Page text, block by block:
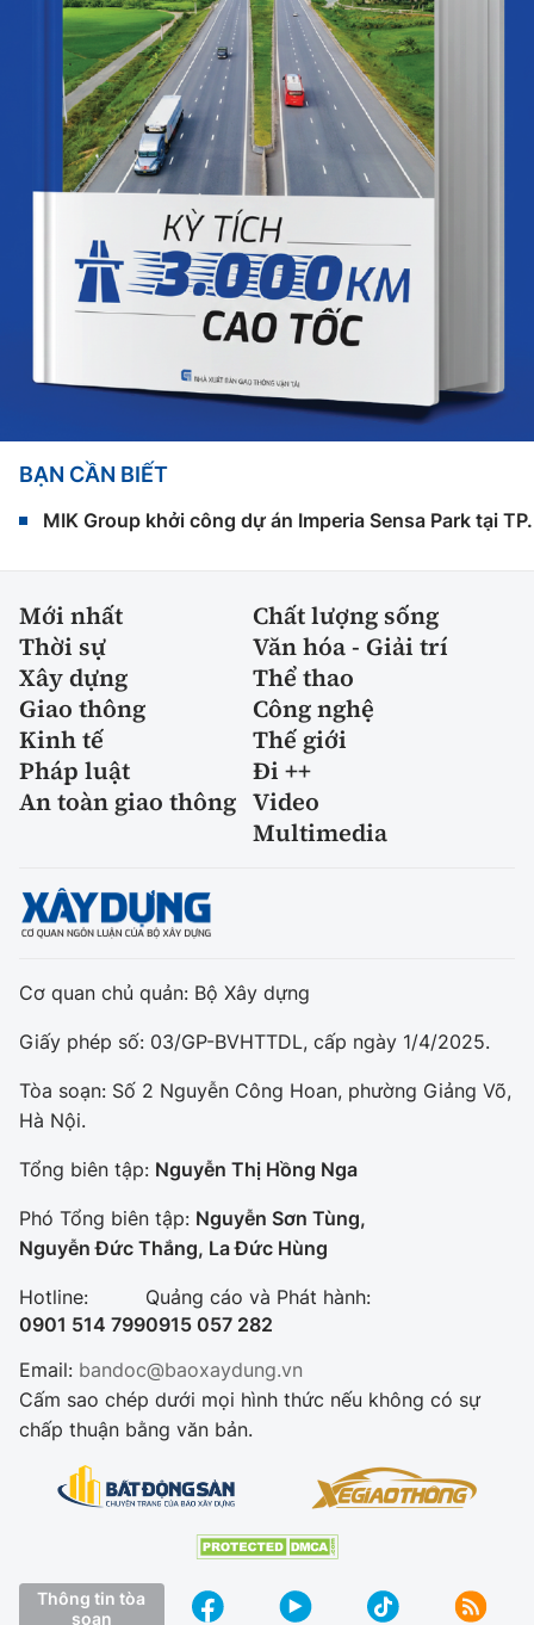
BẠN CẦN BIẾT
MIK Group khởi công dự án Imperia Sensa Park tại
Mới nhất
Chất lượng sống
Thời sự
Văn hóa - Giải trí
Xây dựng
Thể thao
Giao thông
Công nghệ
Kinh tế
Thế giới
Pháp luật
Đi ++
An toàn giao thông Video
Multimedia
Cơ quan chủ quản: Bộ Xây dựng
Giấy phép số: 03/GP-BVHTTDL, cấp ngày 1/4/2025.
Tòa soạn: Số 2 Nguyễn Công Hoan, phường Giảng Võ,
Hà Nội.
Tổng biên tập: Nguyễn Thị Hồng Nga
Phó Tổng biên tập: Nguyễn Sơn Tùng,
Nguyễn Đức Thắng, La Đức Hùng
Hotline:
0901 514 799
Quảng cáo và Phát hành:
0915 057 282
Email: bandoc@baoxaydung.vn
Cấm sao chép dưới mọi hình thức nếu không có sự
chấp thuận bằng văn bản.
Thông tin tòa
soạn